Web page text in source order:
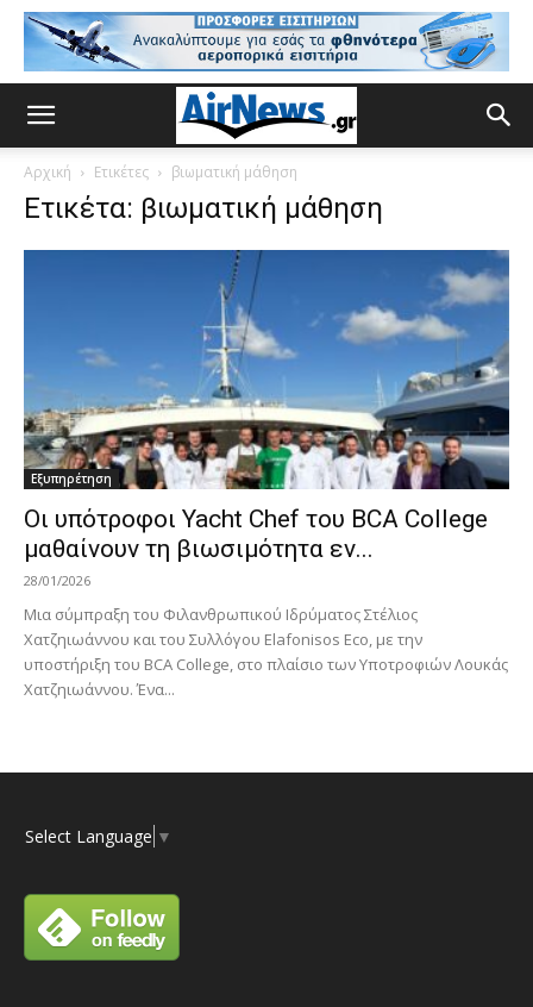
Αρχική Ετικέτες βιωματική μάθηση
Ετικέτα: βιωματική μάθηση
Εξυπηρέτηση
Οι υπότροφοι Yacht Chef του BCA College
μαθαίνουν τη βιωσιμότητα εν...
28/01/2026
Μια σύμπραξη του Φιλανθρωπικού Ιδρύματος Στέλιος
Χατζηιωάννου και του Συλλόγου Elafonisos Eco, με την
υποστήριξη του BCA College, στο πλαίσιο των Υποτροφιών Λουκάς
Χατζηιωάννου. Ένα...
Select Language ▼